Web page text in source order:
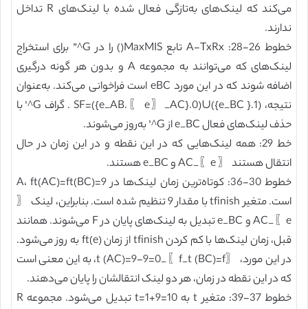
می‌کند که لینک‌های به‌تازگی فعال شده با لینک‌های R تداخل
ندارند.
خطوط 26-28: A-TxRx تابع MaxMIS() را در G^” برای استخراج
لینک‌های که می‌توانند به مجموعه A و بدون هر گونه درگیری
اضافه شوند که در این مورد eBC است فراخوانی می‌کند. به‌عنوان
نتیجه، SF=({e_AB.〖 e〗_AC}.0)∪({e_BC }.1) . گراف G^’ با
حذف لینک‌های فعال e_BC از G^’ به‌روز می‌شوند.
خط 29: همه لینک‌هایی که در این نقطه و در این زمان در حال
انتقال هستند 〖 e〗_AC و e_BC هستند.
خطوط 30-36: کوتاه‌ترین زمان لینک‌ها در A، ft(AC)=ft(BC)=9
است. متغیر tfinish با مقدار 9 تنظیم شده است. بنابراین، لینک 〖
e〗_AC و e_BC تبدیل به لینک‌های پایان در F می‌شوند. همانند
قبل، زمان لینک‌ها با کم کردن tfinish از زمان ft(e) به روز می‌شود.
در این مورد، 〖f_t (BC)=f〗_t (AC)=9-9=0، به این معنی است
که در این نقطه در زمان، هر دو لینک انتقالشان را پایان می‌دهند.
خطوط 37-39: متغیر t به t=1+9=10 تبدیل می‌شود. مجموعه R